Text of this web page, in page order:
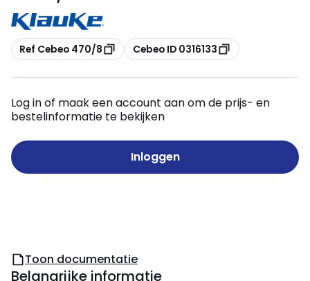
Kopiëren
Ref Cebeo 470/8 Kopiëren
Cebeo ID 0316133
Log in of maak een account aan om de prijs- en
bestelinformatie te bekijken
Inloggen
Toon documentatie
Belangrijke informatie